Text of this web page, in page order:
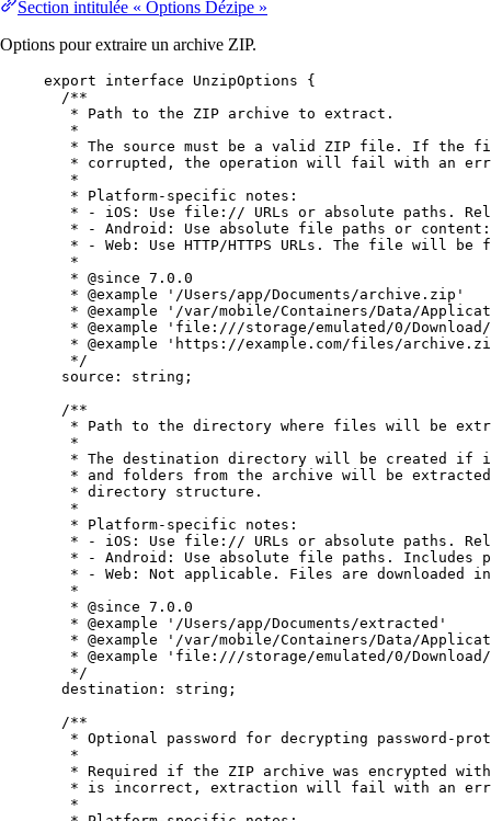
Section intitulée « Options Dézipe »
Options pour extraire un archive ZIP.
export interface UnzipOptions {
/**
* Path to the ZIP archive to extract.
*
* The source must be a valid ZIP file. If the
* corrupted, the operation will fail with an
*
* Platform-specific notes:
* - iOS: Use file:// URLs or absolute paths.
* - Android: Use absolute file paths or
* - Web: Use HTTP/HTTPS URLs. The file will
*
* @since 7.0.0
* @example '/Users/app/Documents/archive.zip'
* @example '/var/mobile/Containers/Data/
* @example 'file:///storage/emulated/0/Download/
* @example 'https://example.com/files/
*/
source : string ;
/**
* Path to the directory where files will be
*
* The destination directory will be created
* and folders from the archive will be
* directory structure.
*
* Platform-specific notes:
* - iOS: Use file:// URLs or absolute paths.
* - Android: Use absolute file paths.
* - Web: Not applicable. Files are downloaded
*
* @since 7.0.0
* @example '/Users/app/Documents/extracted'
* @example '/var/mobile/Containers/Data/
* @example 'file:///storage/emulated/0/
*/
destination : string ;
/**
* Optional password for decrypting password-
*
* Required if the ZIP archive was encrypted
* is incorrect, extraction will fail with an
*